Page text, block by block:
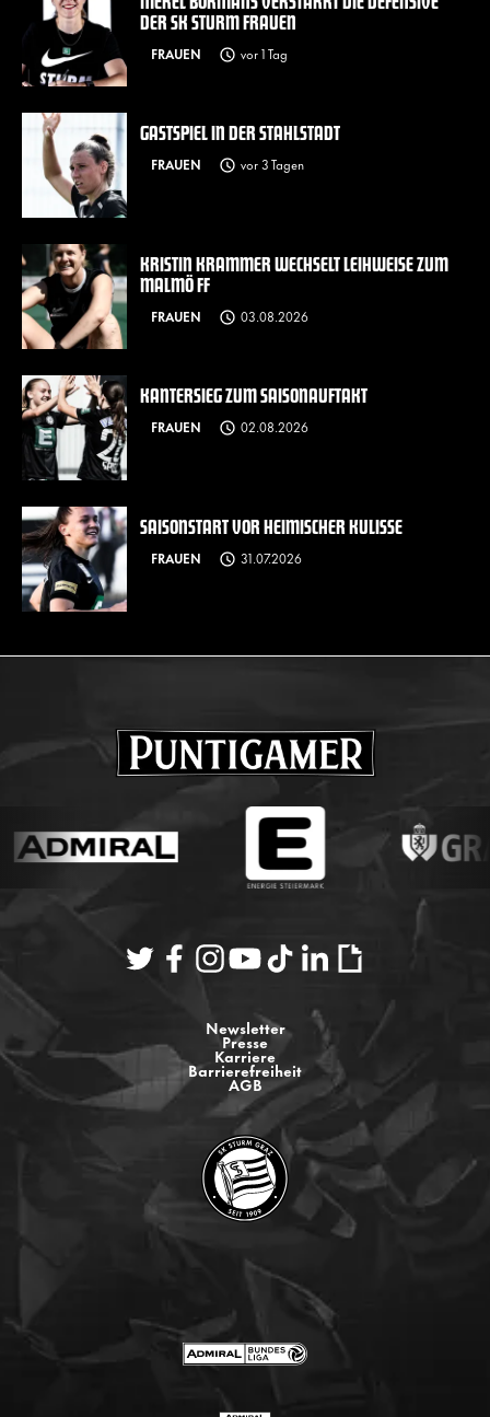
DER SK STURM FRAUEN
FRAUEN vor 1 Tag
GASTSPIEL IN DER STAHLSTADT
FRAUEN vor 3 Tagen
KRISTIN KRAMMER WECHSELT LEIHWEISE ZUM
MALMÖ FF
FRAUEN 03.08.2026
KANTERSIEG ZUM SAISONAUFTAKT
FRAUEN 02.08.2026
SAISONSTART VOR HEIMISCHER KULISSE
FRAUEN 31.07.2026
Newsletter
Presse
Karriere
Barrierefreiheit
AGB